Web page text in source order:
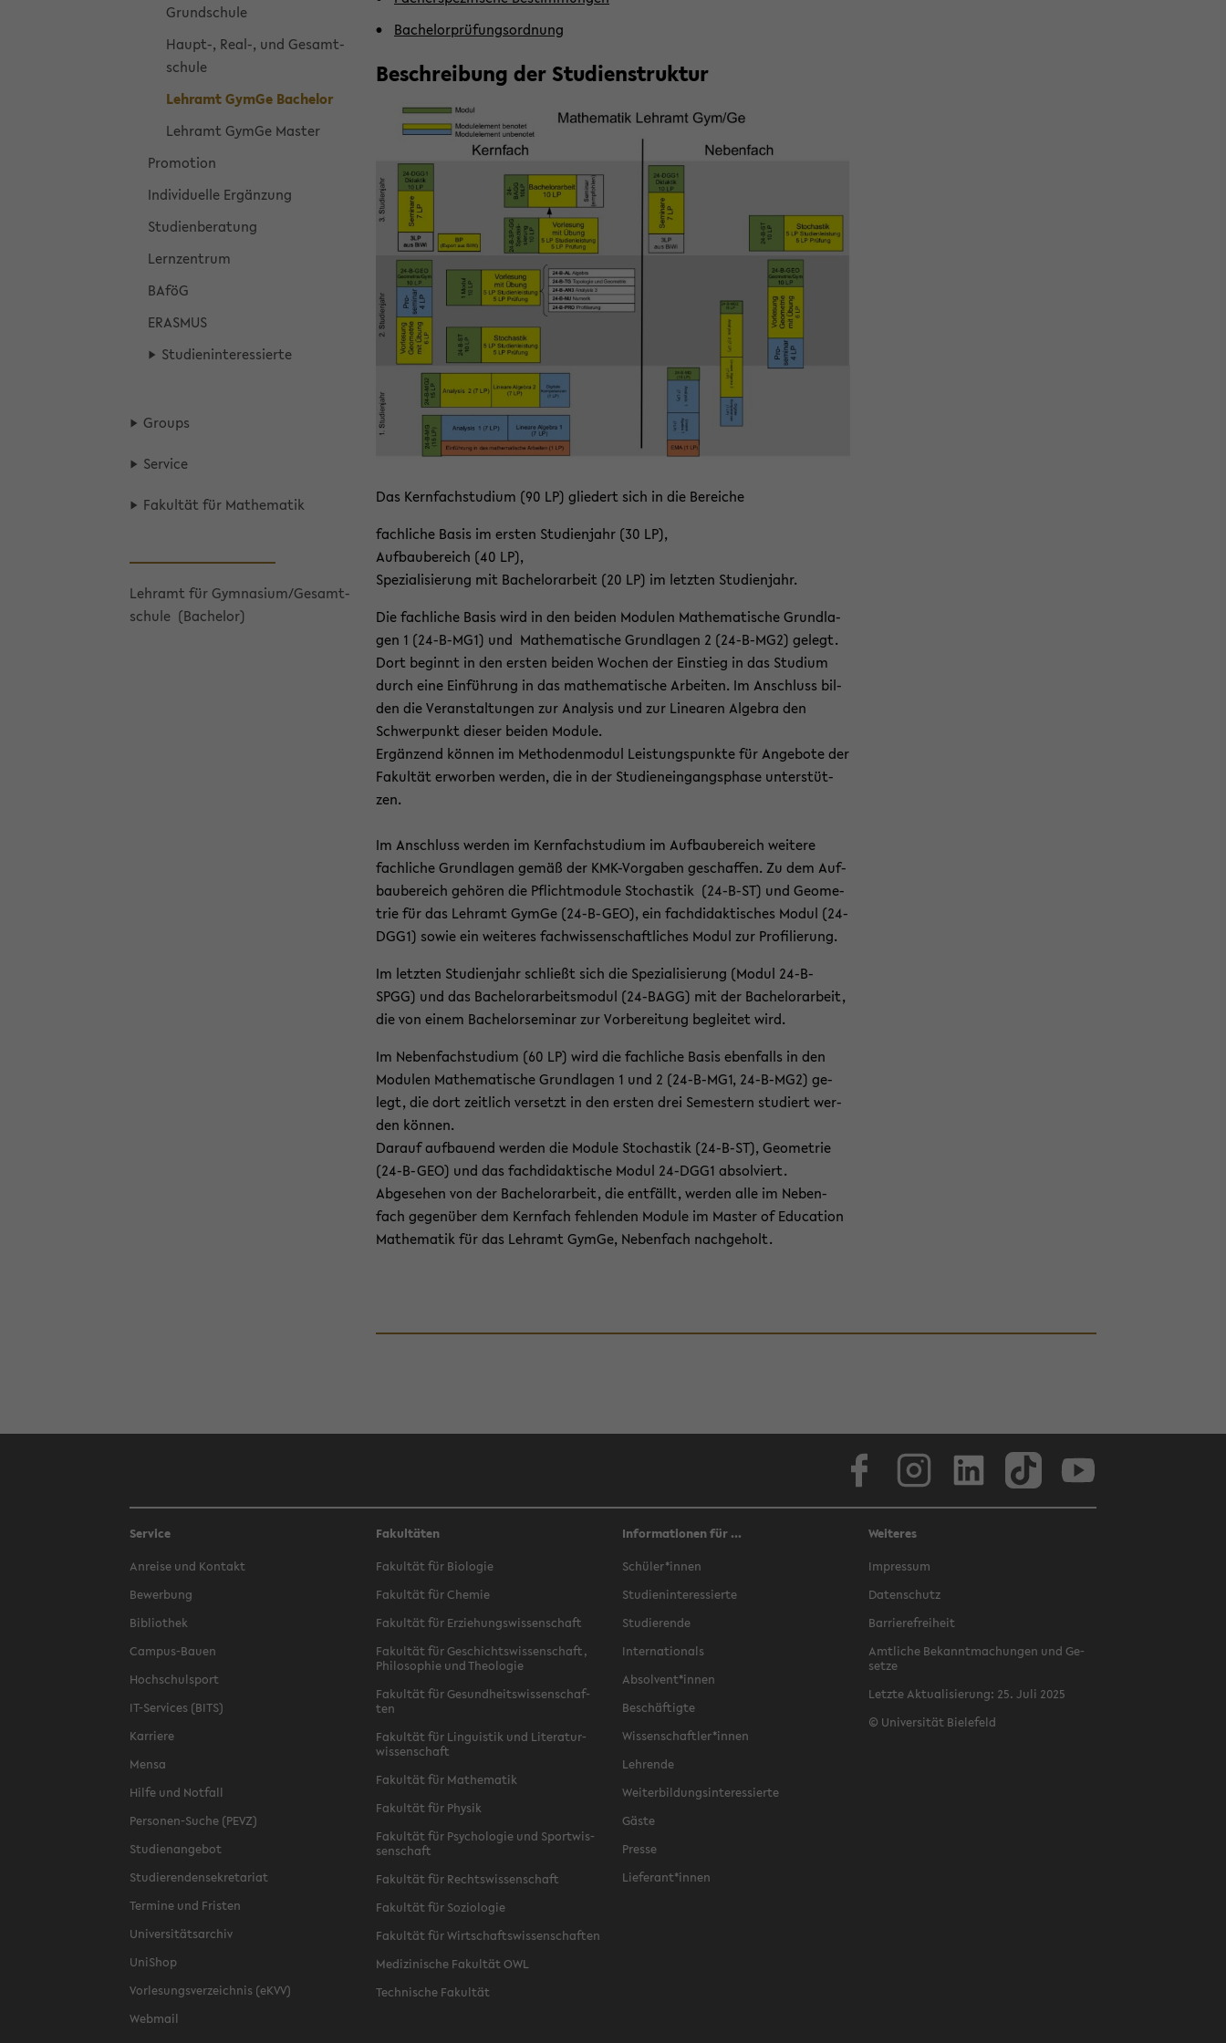
Grund­schu­le
Haupt-​, Real-, und Ge­samt­
schu­le
Lehr­amt GymGe Ba­che­lor
Lehr­amt GymGe Mas­ter
Pro­mo­ti­on
In­di­vi­du­el­le Er­gän­zung
Stu­di­en­be­ra­tung
Lern­zen­trum
BAföG
ERAS­MUS
Stu­di­en­in­ter­es­sier­te
Groups
Ser­vice
Fa­kul­tät für Ma­the­ma­tik
Lehr­amt für Gym­na­si­um/Ge­samt­
schu­le ­ (Ba­che­lor)
Ba­che­lor­prü­fungs­ord­nung
Be­schrei­bung der Stu­di­en­st­ruk­tur
Das Kern­fach­stu­di­um (90 LP) glie­dert sich in die Be­rei­che
fach­li­che Basis im ers­ten Stu­di­en­jahr (30 LP),
Auf­bau­be­reich (40 LP),
Spe­zia­li­sie­rung mit Ba­che­lor­ar­beit (20 LP) im letz­ten Stu­di­en­jahr.
Die fach­li­che Basis wird in den bei­den Mo­du­len Ma­the­ma­ti­sche Grund­la­
gen 1 (24-​B-MG1) und Ma­the­ma­ti­sche Grund­la­gen 2 (24-​B-MG2) ge­legt.
Dort be­ginnt in den ers­ten bei­den Wo­chen der Ein­stieg in das Stu­di­um
durch eine Ein­füh­rung in das ma­the­ma­ti­sche Ar­bei­ten. Im An­schluss bil­
den die Ver­an­stal­tun­gen zur Ana­ly­sis und zur Li­nea­ren Al­ge­bra den
Schwer­punkt die­ser bei­den Mo­du­le.
Er­gän­zend kön­nen im Me­tho­den­mo­dul Leis­tungs­punk­te für An­ge­bo­te der
Fa­kul­tät er­wor­ben wer­den, die in der Stu­di­en­ein­gangs­pha­se un­ter­stüt­
zen.
Im An­schluss wer­den im Kern­fach­stu­di­um im Auf­bau­be­reich wei­te­re
fach­li­che Grund­la­gen gemäß der KMK-​Vorgaben ge­schaf­fen. Zu dem Auf­
bau­be­reich ge­hö­ren die Pflicht­mo­du­le Sto­chas­tik (24-​B-ST) und Geo­me­
trie für das Lehr­amt GymGe (24-​B-GEO), ein fach­di­dak­ti­sches Modul (24-​
DGG1) sowie ein wei­te­res fach­wis­sen­schaft­li­ches Modul zur Pro­fi­lie­rung.
Im letz­ten Stu­di­en­jahr schließt sich die Spe­zia­li­sie­rung (Modul 24-​B-
SPGG) und das Ba­che­lor­ar­beits­mo­dul (24-​BAGG) mit der Ba­che­lor­ar­beit,
die von einem Ba­che­lor­se­mi­nar zur Vor­be­rei­tung be­glei­tet wird.
Im Ne­ben­fach­stu­di­um (60 LP) wird die fach­li­che Basis eben­falls in den
Mo­du­len Ma­the­ma­ti­sche Grund­la­gen 1 und 2 (24-​B-MG1, 24-​B-MG2) ge­
legt, die dort zeit­lich ver­setzt in den ers­ten drei Se­mes­tern stu­diert wer­
den kön­nen.
Dar­auf auf­bau­end wer­den die Mo­du­le Sto­chas­tik (24-​B-ST), Geo­me­trie
(24-​B-GEO) und das fach­di­dak­ti­sche Modul 24-​DGG1 ab­sol­viert.
Ab­ge­se­hen von der Ba­che­lor­ar­beit, die ent­fällt, wer­den alle im Ne­ben­
fach ge­gen­über dem Kern­fach feh­len­den Mo­du­le im Mas­ter of Edu­ca­ti­on
Ma­the­ma­tik für das Lehr­amt GymGe, Ne­ben­fach nach­ge­holt.
Face­book
Service
An­rei­se und Kon­takt
Be­wer­bung
Bi­blio­thek
Campus-​Bauen
Hoch­schul­sport
IT-​Services (BITS)
Kar­rie­re
Mensa
Hilfe und Not­fall
Personen-​Suche (PEVZ)
Stu­di­en­an­ge­bot
Stu­die­ren­den­se­kre­ta­ri­at
Ter­mi­ne und Fris­ten
Uni­ver­si­täts­ar­chiv
Uni­Shop
Vor­le­sungs­ver­zeich­nis (eKVV)
Web­mail
Fakultäten
Fa­kul­tät für Bio­lo­gie
Fa­kul­tät für Che­mie
Fa­kul­tät für Er­zie­hungs­wis­sen­schaft
Fa­kul­tät für Ge­schichts­wis­sen­schaft,
Phi­lo­so­phie und Theo­lo­gie
Fa­kul­tät für Ge­sund­heits­wis­sen­schaf­
ten
Fa­kul­tät für Lin­gu­is­tik und Li­te­ra­tur­
wis­sen­schaft
Fa­kul­tät für Ma­the­ma­tik
Fa­kul­tät für Phy­sik
Fa­kul­tät für Psy­cho­lo­gie und Sport­wis­
sen­schaft
Fa­kul­tät für Rechts­wis­sen­schaft
Fa­kul­tät für So­zio­lo­gie
Fa­kul­tät für Wirt­schafts­wis­sen­schaf­ten
Me­di­zi­ni­sche Fa­kul­tät OWL
Tech­ni­sche Fa­kul­tät
Informationen für ...
Schü­ler*innen
Stu­di­en­in­ter­es­sier­te
Stu­die­ren­de
In­ter­na­tio­nals
Ab­sol­vent*innen
Be­schäf­tig­te
Wis­sen­schaft­ler*innen
Leh­ren­de
Wei­ter­bil­dungs­in­ter­es­sier­te
Gäste
Pres­se
Lie­fe­rant*innen
Weiteres
Im­pres­sum
Da­ten­schutz
Bar­rie­re­frei­heit
Amt­li­che Be­kannt­ma­chun­gen und Ge­
set­ze
Letz­te Ak­tua­li­sie­rung: 25. Juli 2025
© Uni­ver­si­tät Bie­le­feld